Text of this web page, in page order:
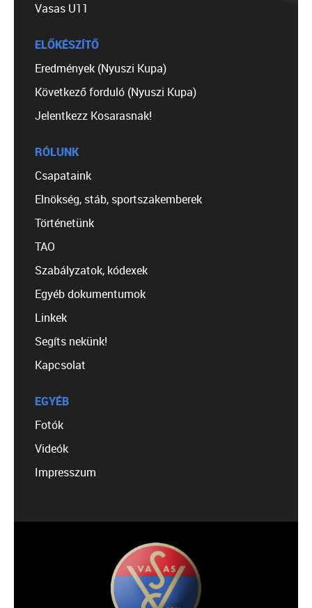
Vasas U11
ELŐKÉSZÍTŐ
Eredmények (Nyuszi Kupa)
Következő forduló (Nyuszi Kupa)
Jelentkezz Kosarasnak!
RÓLUNK
Csapataink
Elnökség, stáb, sportszakemberek
Történetünk
TAO
Szabályzatok, kódexek
Egyéb dokumentumok
Linkek
Segíts nekünk!
Kapcsolat
EGYÉB
Fotók
Videók
Impresszum